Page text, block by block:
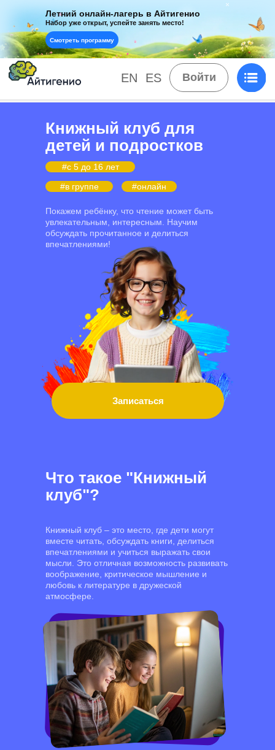
Смотреть программу
Летний онлайн-лагерь в Айтигенио
Набор уже открыт, успейте занять место!
Войти
EN ES
Книжный клуб для
детей и подростков
Покажем ребёнку, что чтение может быть
увлекательным, интересным. Научим
обсуждать прочитанное и делиться
впечатлениями!
#c 5 до 16 лет
#онлайн
#в группе
Записаться
Что такое "Книжный
клуб"?
Книжный клуб – это место, где дети могут
вместе читать, обсуждать книги, делиться
впечатлениями и учиться выражать свои
мысли. Это отличная возможность развивать
воображение, критическое мышление и
любовь к литературе в дружеской
атмосфере.